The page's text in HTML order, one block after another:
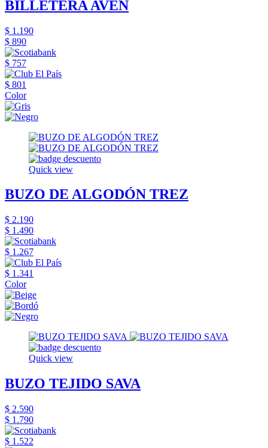
BILLETERA AVEN
$ 1.190
$ 890
$ 757
$ 801
Color
Quick view
BUZO DE ALGODÓN TREZ
$ 2.190
$ 1.490
$ 1.267
$ 1.341
Color
Quick view
BUZO TEJIDO SAVA
$ 2.590
$ 1.790
$ 1.522